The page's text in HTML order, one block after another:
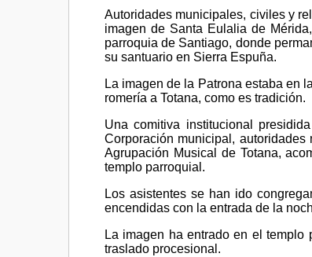
Autoridades municipales, civiles y
imagen de Santa Eulalia de
parroquia de Santiago, donde
su santuario en Sierra Espuña.
La imagen de la Patrona estaba en
romería a Totana, como es tradición.
Una comitiva institucional
Corporación municipal,
Agrupación Musical de Totana,
templo parroquial.
Los asistentes se han ido
encendidas con la entrada de la
La imagen ha entrado en el
traslado procesional.